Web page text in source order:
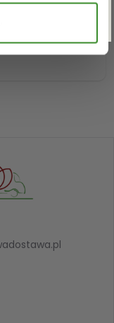
opinię.